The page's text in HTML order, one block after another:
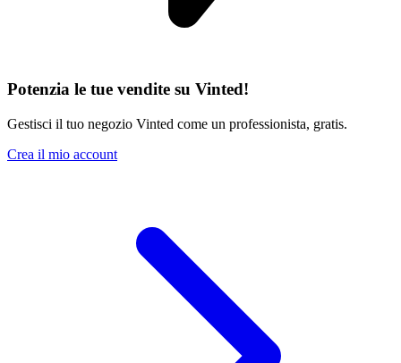
Potenzia le tue vendite su Vinted!
Gestisci il tuo negozio Vinted come un professionista, gratis.
Crea il mio account